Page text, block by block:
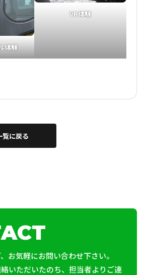
体験
VR体験
覧に戻る
お気軽にお問い合わせ下さい。
いただいたのち、担当者よりご連